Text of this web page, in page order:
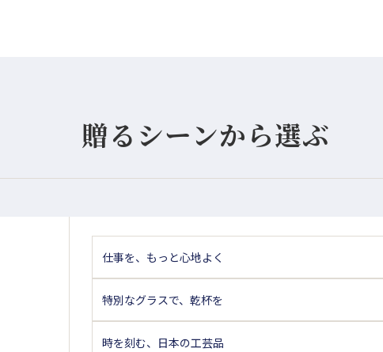
贈るシーンから選ぶ
仕事を、もっと心地よく
特別なグラスで、乾杯を
時を刻む、日本の工芸品